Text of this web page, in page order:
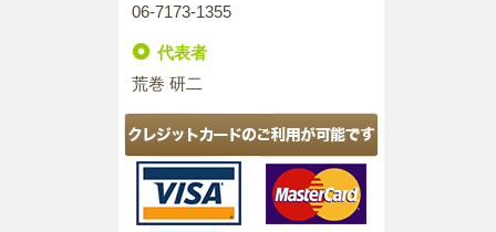
06-7173-1355
代表者
荒巻 研二